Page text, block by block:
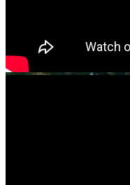
Originaire de la «
hardcore de La Nouvelle-